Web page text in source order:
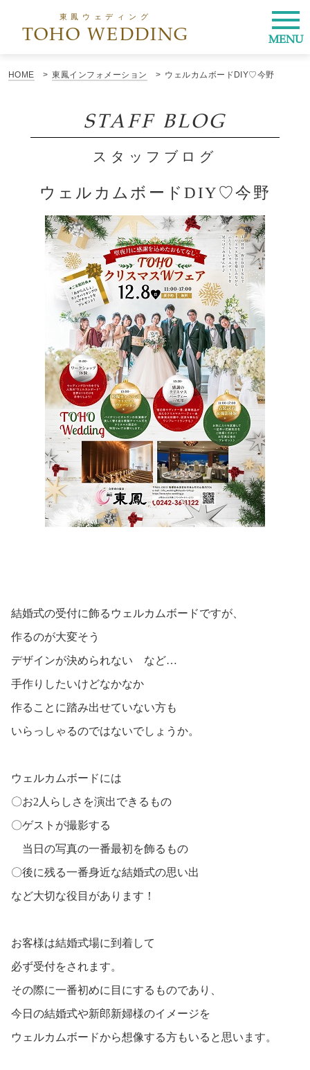
東鳳ウェディング
TOHO WEDDING MENU
HOME 東鳳インフォメーション ウェルカムボードDIY♡今野
STAFF BLOG
スタッフブログ
ウェルカムボードDIY♡今野
結婚式の受付に飾るウェルカムボードですが、
作るのが大変そう
デザインが決められない など…
手作りしたいけどなかなか
作ることに踏み出せていない方も
いらっしゃるのではないでしょうか。
ウェルカムボードには
〇お2人らしさを演出できるもの
〇ゲストが撮影する
当日の写真の一番最初を飾るもの
〇後に残る一番身近な結婚式の思い出
など大切な役目があります！
お客様は結婚式場に到着して
必ず受付をされます。
その際に一番初めに目にするものであり、
今日の結婚式や新郎新婦様のイメージを
ウェルカムボードから想像する方もいると思います。